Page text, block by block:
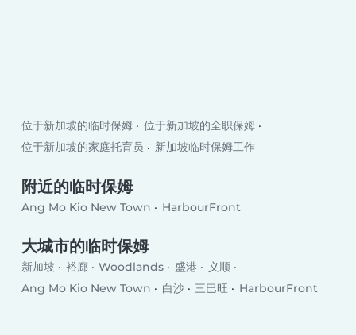
位于新加坡的临时保姆
位于新加坡的全职保姆
位于新加坡的家庭托育员
新加坡临时保姆工作
附近的临时保姆
Ang Mo Kio New Town HarbourFront
大城市的临时保姆
新加坡 裕廊 Woodlands 盛港
义顺
Ang Mo Kio New Town
白沙 三巴旺 HarbourFront